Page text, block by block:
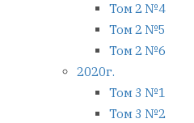
Том 2 №4
Том 2 №5
Том 2 №6
2020г.
Том 3 №1
Том 3 №2